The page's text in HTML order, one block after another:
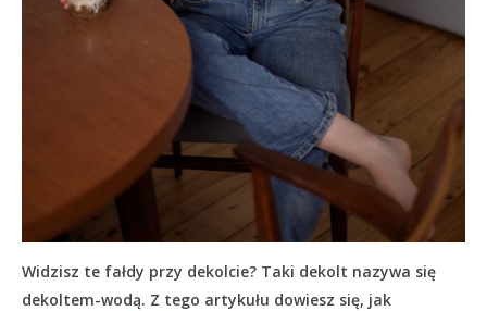
Widzisz te fałdy przy dekolcie? Taki dekolt nazywa się
dekoltem-wodą. Z tego artykułu dowiesz się, jak